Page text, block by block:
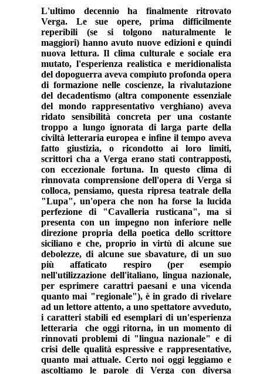
L'ultimo decennio ha finalmente ritrovato
Verga. Le sue opere, prima difficilmente
reperibili (se si tolgono naturalmente le
maggiori) hanno avuto nuove edizioni e quindi
nuova lettura. Il clima culturale e sociale era
mutato, l'esperienza realistica e meridionalista
del dopoguerra aveva compiuto profonda opera
di formazione nelle coscienze, la rivalutazione
del decadentismo (altra componente essenziale
del mondo rappresentativo verghiano) aveva
ridato sensibilità concreta per una costante
troppo a lungo ignorata di larga parte della
civiltà letteraria europea e infine il tempo aveva
fatto giustizia, o ricondotto ai loro limiti,
scrittori cha a Verga erano stati contrapposti,
con eccezionale fortuna. In questo clima di
rinnovata comprensione dell'opera di Verga si
colloca, pensiamo, questa ripresa teatrale della
"Lupa", un'opera che non ha forse la lucida
perfezione di "Cavalleria rusticana", ma si
presenta con un impegno non inferiore nelle
direzione propria della poetica dello scrittore
siciliano e che, proprio in virtù di alcune sue
debolezze, di alcune sue sbavature, di un suo
più affaticato respiro (per esempio
nell'utilizzazione dell'italiano, lingua nazionale,
per esprimere carattri paesani e una vicenda
quanto mai "regionale"), è in grado di rivelare
ad un lettore attento, a uno spettatore avveduto,
i caratteri stabili ed esemplari di un'esperienza
letteraria che oggi ritorna, in un momento di
rinnovati problemi di "lingua nazionale" e di
crisi delle qualità espressive e rappresentative,
quanto mai attuale. Certo noi oggi leggiamo e
ascoltiamo le parole di Verga con diversa